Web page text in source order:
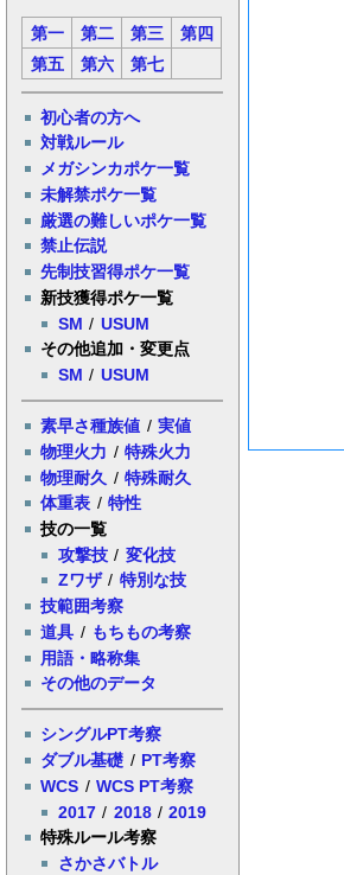
第一 第二 第三
第四
第五
第六 第七
初心者の方へ
対戦ルール
メガシンカポケ一覧
未解禁ポケ一覧
厳選の難しいポケ一覧
禁止伝説
先制技習得ポケ一覧
新技獲得ポケ一覧
SM / USUM
その他追加・変更点
SM / USUM
素早さ種族値 / 実値
物理火力 / 特殊火力
物理耐久 / 特殊耐久
体重表 / 特性
技の一覧
攻撃技 / 変化技
Zワザ / 特別な技
技範囲考察
道具 / もちもの考察
用語・略称集
その他のデータ
シングルPT考察
ダブル基礎 / PT考察
WCS / WCS PT考察
2017 / 2018 / 2019
特殊ルール考察
さかさバトル